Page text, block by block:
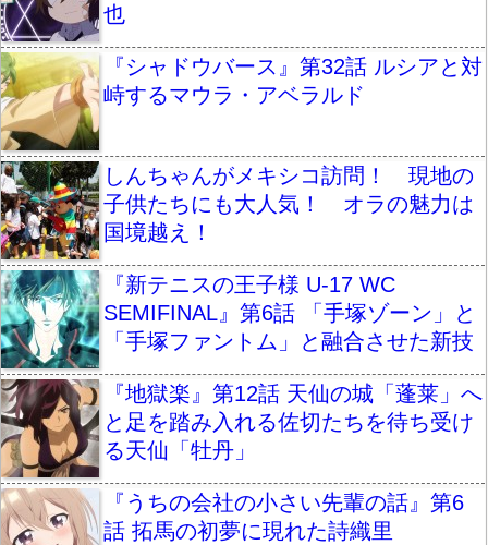
也
『シャドウバース』第32話 ルシアと対
峙するマウラ・アベラルド
しんちゃんがメキシコ訪問！ 現地の
子供たちにも大人気！ オラの魅力は
国境越え！
『新テニスの王子様 U-17 WC
SEMIFINAL』第6話 「手塚ゾーン」と
「手塚ファントム」と融合させた新技
『地獄楽』第12話 天仙の城「蓬莱」へ
と足を踏み入れる佐切たちを待ち受け
る天仙「牡丹」
『うちの会社の小さい先輩の話』第6
話 拓馬の初夢に現れた詩織里